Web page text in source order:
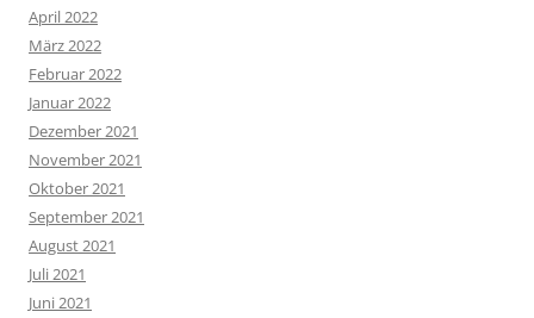
April 2022
März 2022
Februar 2022
Januar 2022
Dezember 2021
November 2021
Oktober 2021
September 2021
August 2021
Juli 2021
Juni 2021